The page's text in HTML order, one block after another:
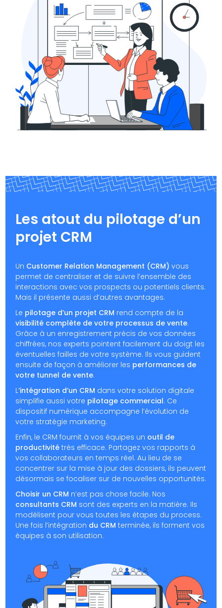
Les atout du pilotage d’un
projet CRM
Un Customer Relation Management (CRM)vous
permet de centraliser et de suivre l’ensemble des
interactions avec vos prospects ou potentiels clients.
Mais il présente aussi d’autres avantages.
Le pilotage d’un projet CRM rend compte de la
visibilité complète de votre processus de vente.
Grâce à un enregistrement précis de vos données
chiffrées, nos experts pointent facilement du doigt les
éventuelles failles de votre système. Ils vous guident
ensuite de façon à améliorer les performances de
votre tunnel de vente.
L’intégration d’un CRM dans votre solution digitale
simplifie aussi votre pilotage commercial. Ce
dispositif numérique accompagne l’évolution de
votre stratégie marketing.
Enfin, le CRM fournit à vos équipes un outil de
productivité très efficace. Partagez vos rapports à
vos collaborateurs en temps réel. Au lieu de se
concentrer sur la mise à jour des dossiers, ils peuvent
désormais se focaliser sur de nouvelles opportunités.
Choisir un CRM n’est pas chose facile. Nos
consultants CRM sont des experts en la matière. Ils
modélisent pour vous toutes les étapes du process.
Une fois l’intégration du CRMterminée, ils forment vos
équipes à son utilisation.